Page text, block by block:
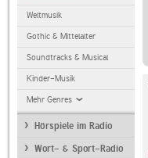
Weltmusik
Gothic & Mittelalter
Soundtracks & Musical
Kinder-Musik
Mehr Genres
Hörspiele im Radio
Wort- & Sport-Radio